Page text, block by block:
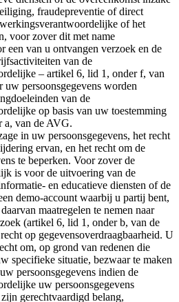
fraudepreventie of direct
of het
voor zover dit met name
een van u ontvangen verzoek en de
van de
– artikel 6, lid 1, onder f, van
persoonsgegevens worden
van de
op basis van uw toestemming
a, van de AVG.
in uw persoonsgegevens, het recht
ervan, en het recht om de
te beperken. Voor zover de
is voor de uitvoering van de
en educatieve diensten of de
demo-account waarbij u partij bent,
maatregelen te nemen naar
(artikel 6, lid 1, onder b, van de
op gegevensoverdraagbaarheid. U
om, op grond van redenen die
specifieke situatie, bezwaar te maken
persoonsgegevens indien de
uw persoonsgegevens
gerechtvaardigd belang,